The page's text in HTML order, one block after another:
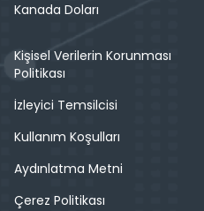
Kanada Doları
Kişisel Verilerin Korunması
Politikası
İzleyici Temsilcisi
Kullanım Koşulları
Aydınlatma Metni
Çerez Politikası